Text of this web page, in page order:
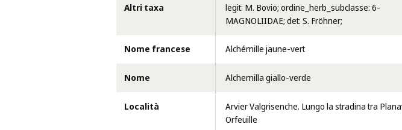
Altri taxa
legit: M. Bovio; ordine_herb_subclasse: 6-
MAGNOLIIDAE; det: S. Fröhner;
Nome francese Alchémille jaune-vert
Nome Alchemilla giallo-verde
Località
Arvier Valgrisenche. Lungo la stradina tra
Orfeuille